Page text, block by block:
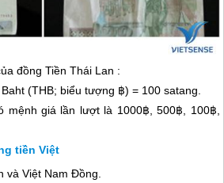
đồng TiềnThái Lan :
(THB; biểu tượng ฿) = 100 satang.
giá lần lượt là 1000฿, 500฿, 100฿,
tiền Việt
và Việt Nam Đồng.